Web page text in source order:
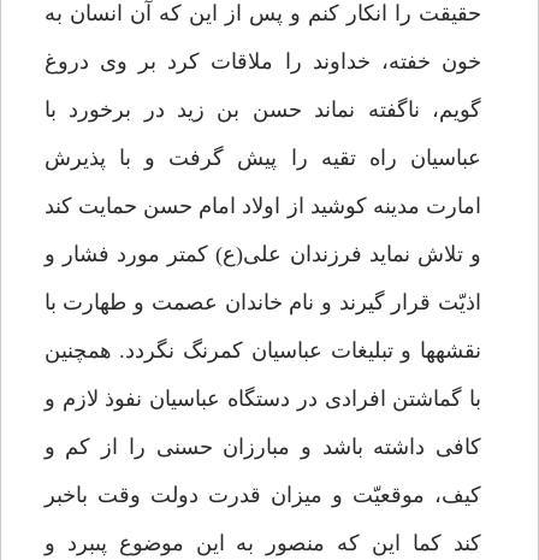
حقيقت را انكار كنم و پس از اين كه آن انسان به
خون خفته، خداوند را ملاقات كرد بر وى دروغ
گويم، ناگفته نماند حسن بن زيد در برخورد با
عباسيان راه تقيه را پيش گرفت و با پذيرش
امارت مدينه كوشيد از اولاد امام حسن حمايت كند
و تلاش نمايد فرزندان على(ع) كمتر مورد فشار و
اذيّت قرار گيرند و نام خاندان عصمت و طهارت با
نقشه‏ها و تبليغات عباسيان كم‏رنگ نگردد. همچنين
با گماشتن افرادى در دستگاه عباسيان نفوذ لازم و
كافى داشته باشد و مبارزان حسنى را از كم و
كيف، موقعيّت و ميزان قدرت دولت وقت باخبر
كند كما اين كه منصور به اين موضوع پى‏برد و